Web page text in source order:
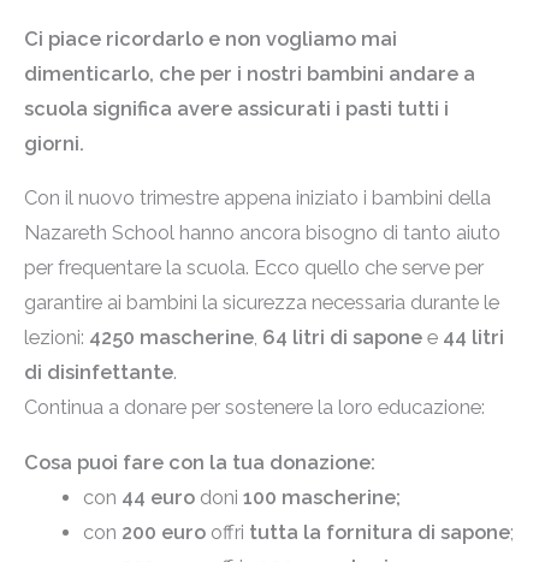
Ci piace ricordarlo e non vogliamo mai
dimenticarlo, che per i nostri bambini andare a
scuola significa avere assicurati i pasti tutti i
giorni.
Con il nuovo trimestre appena iniziato i bambini della
Nazareth School hanno ancora bisogno di tanto aiuto
per frequentare la scuola. Ecco quello che serve per
garantire ai bambini la sicurezza necessaria durante le
lezioni: 4250 mascherine, 64 litri di sapone e 44 litri
di disinfettante.
Continua a donare per sostenere la loro educazione:
Cosa puoi fare con la tua donazione:
con 44 euro doni100 mascherine;
con 200 euro offri tutta la fornitura di sapone;